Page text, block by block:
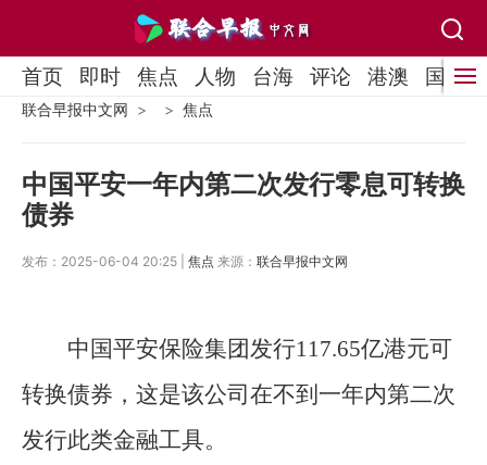
首页 即时 焦点 人物 台海 评论 港澳 国际
联合早报中文网 焦点
中国平安一年内第二次发行零息可转换
债券
发布：2025-06-04 20:25 | 焦点 来源： 联合早报中文网
中国平安保险集团发行117.65亿港元可
转换债券，这是该公司在不到一年内第二次
发行此类金融工具。